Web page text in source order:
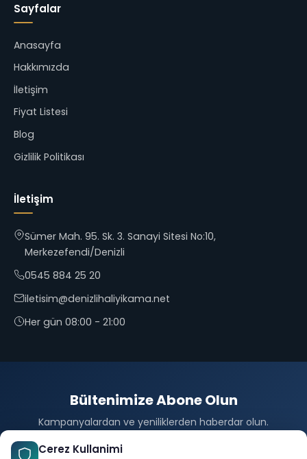
Sayfalar
Anasayfa
Hakkımızda
İletişim
Fiyat Listesi
Blog
Gizlilik Politikası
İletişim
Sümer Mah. 95. Sk. 3. Sanayi Sitesi No:10,
Merkezefendi/Denizli
0545 884 25 20
iletisim@denizlihaliyikama.net
Her gün 08:00 - 21:00
Bültenimize Abone Olun
Kampanyalardan ve yeniliklerden haberdar olun.
Cerez Kullanimi